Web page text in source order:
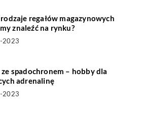
regałów magazynowych
znaleźć na rynku?
2023
ze spadochronem – hobby dla
adrenalinę
2023